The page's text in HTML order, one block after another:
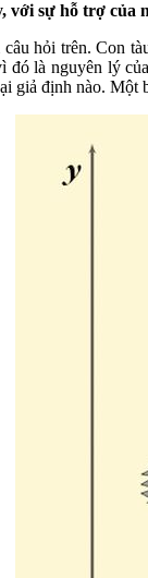
với sự hỗ trợ của
hỏi trên. Con
đó là nguyên lý
giả định nào. Một